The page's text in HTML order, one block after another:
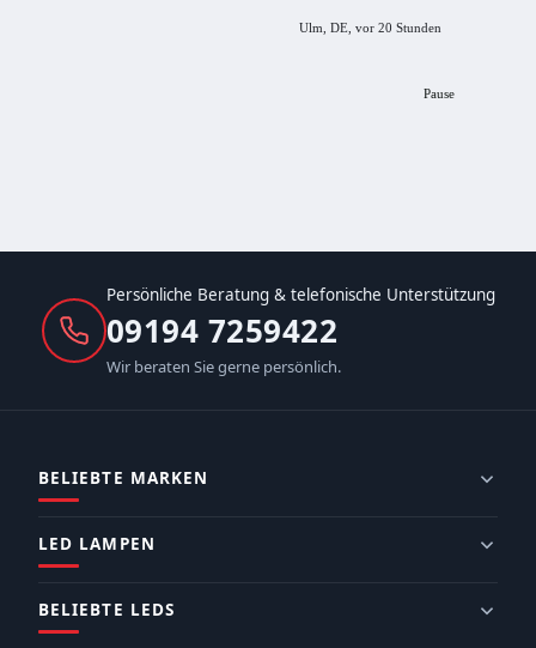
Ulm, DE, vor 20 Stunden
Pause
Persönliche Beratung & telefonische Unterstützung
09194 7259422
Wir beraten Sie gerne persönlich.
BELIEBTE MARKEN
LED LAMPEN
BELIEBTE LEDS